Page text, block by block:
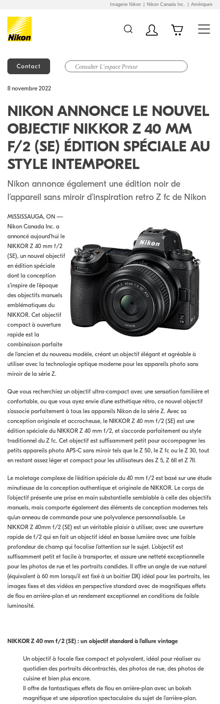
Imagerie Nikon Nikon Canada Inc. Amériques
Contact
8 novembre 2022
NIKON ANNONCE LE NOUVEL
OBJECTIF NIKKOR Z 40 MM
F/2 (SE) ÉDITION SPÉCIALE AU
STYLE INTEMPOREL
Nikon annonce également une édition noir de
l’appareil sans miroir d’inspiration retro Z fc de Nikon
MISSISSAUGA, ON —
Nikon Canada Inc. a
annoncé aujourd’hui le
NIKKOR Z 40 mm f/2
(SE), un nouvel objectif
en édition spéciale
dont la conception
s’inspire de l’époque
des objectifs manuels
emblématiques du
NIKKOR. Cet objectif
compact à ouverture
rapide est la
combinaison parfaite
de l’ancien et du nouveau modèle, créant un objectif élégant et agréable à
utiliser avec la technologie optique moderne pour les appareils photo sans
miroir de la série Z.
Que vous recherchiez un objectif ultra-compact avec une sensation familière et
confortable, ou que vous ayez envie d’une esthétique rétro, ce nouvel objectif
s’associe parfaitement à tous les appareils Nikon de la série Z. Avec sa
conception originale et accrocheuse, le NIKKOR Z 40 mm f/2 (SE) est une
édition spéciale du NIKKOR Z 40 mm f/2, et s’accorde parfaitement au style
traditionnel du Z fc. Cet objectif est suffisamment petit pour accompagner les
petits appareils photo APS-C sans miroir tels que le Z 50, le Z fc ou le Z 30, tout
en restant assez léger et compact pour les utilisateurs des Z 5, Z 6II et Z 7II.
Le moletage complexe de l’édition spéciale du 40 mm f/2 est basé sur une étude
minutieuse de la conception authentique et originale de NIKKOR. Le corps de
l’objectif présente une prise en main substantielle semblable à celle des objectifs
manuels, mais comporte également des éléments de conception modernes tels
qu’un anneau de commande pour une polyvalence personnalisable. Le
NIKKOR Z 40mm f/2 (SE) est un véritable plaisir à utiliser, avec une ouverture
rapide de f/2 qui en fait un objectif idéal en basse lumière avec une faible
profondeur de champ qui focalise l’attention sur le sujet. L’objectif est
suffisamment petit et facile à transporter, et assure une netteté exceptionnelle
pour les photos de rue et les portraits candides. Il offre un angle de vue naturel
(équivalent à 60 mm lorsqu’il est fixé à un boitier DX) idéal pour les portraits, les
images fixes et des vidéos en perspective standard avec de magnifiques effets
de flou en arrière-plan et un rendement exceptionnel en conditions de faible
luminosité.
NIKKOR Z 40 mm f/2 (SE) : un objectif standard à l’allure vintage
Un objectif à focale fixe compact et polyvalent, idéal pour réaliser au
quotidien des portraits décontractés, des photos de rue, des photos de
cuisine et bien plus encore.
Il offre de fantastiques effets de flou en arrière-plan avec un bokeh
magnifique et une séparation spectaculaire du sujet de l’arrière-plan.